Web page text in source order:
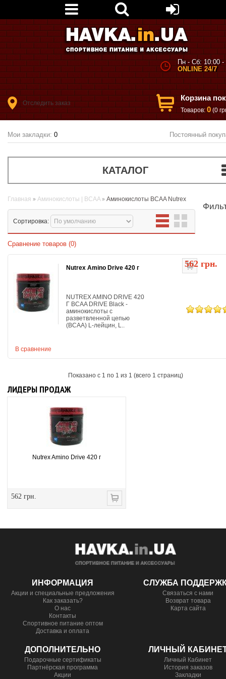
Пн - Сб: 10:00 -
ONLINE 24/7
Корзина
Товаров: 0 (0
Отследить заказ
Мои закладки: 0 Постоянный
КАТАЛОГ
Главная Аминокислоты | BCAA Аминокислоты BCAA Nutrex
Сортировка:
Сравнение товаров (0)
562 грн.
В сравнение
Nutrex Amino Drive 420 г
NUTREX AMINO DRIVE 420
Г BCAA DRIVE Black -
аминокислоты с
разветвленной цепью
(BCAA) L-лейцин, L..
Показано с 1 по 1 из 1 (всего 1 страниц)
ЛИДЕРЫ ПРОДАЖ
Nutrex Amino Drive 420 г
562 грн.
ИНФОРМАЦИЯ
Акции и специальные предложения
Как заказать?
О нас
Контакты
Спортивное питание оптом
Доставка и оплата
СЛУЖБА
Связаться с нами
Возврат товара
Карта сайта
ДОПОЛНИТЕЛЬНО
Подарочные сертификаты
Партнёрская программа
Акции
ЛИЧНЫЙ
Личный Кабинет
История заказов
Закладки